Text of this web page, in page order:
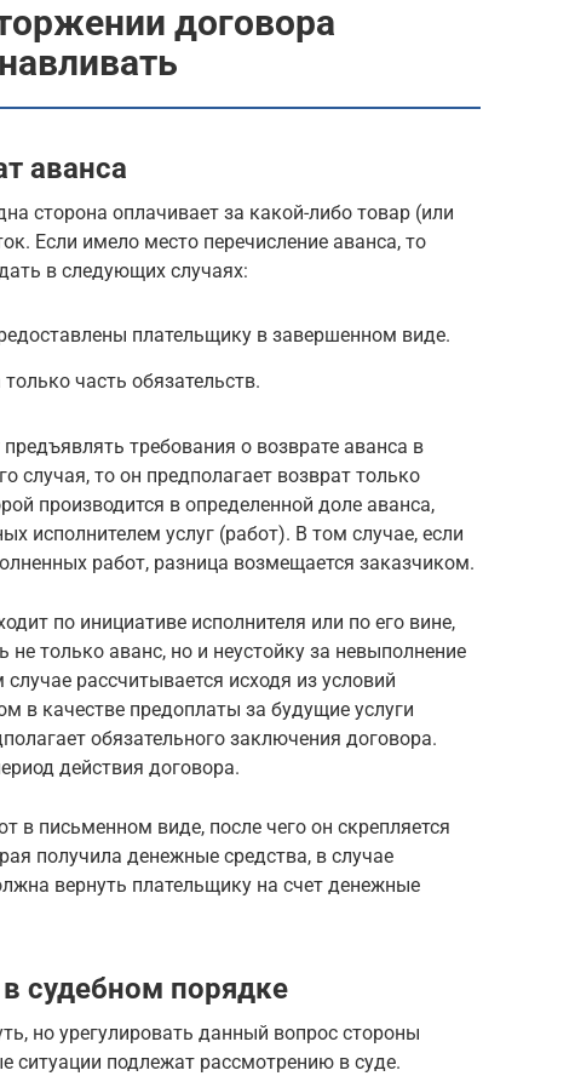
договора
аванса
сторона оплачивает за какой-либо товар (или
Если имело место перечисление аванса, то
в следующих случаях:
плательщику в завершенном виде.
часть обязательств.
требования о возврате аванса в
случая, то он предполагает возврат только
производится в определенной доле аванса,
исполнителем услуг (работ). В том случае, если
работ, разница возмещается заказчиком.
по инициативе исполнителя или по его вине,
не только аванс, но и неустойку за невыполнение
рассчитывается исходя из условий
в качестве предоплаты за будущие услуги
обязательного заключения договора.
действия договора.
в письменном виде, после чего он скрепляется
получила денежные средства, в случае
вернуть плательщику на счет денежные
судебном порядке
но урегулировать данный вопрос стороны
ситуации подлежат рассмотрению в суде.